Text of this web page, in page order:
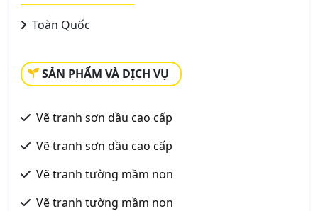
Toàn Quốc
SẢN PHẨM VÀ DỊCH VỤ
Vẽ tranh sơn dầu cao cấp
Vẽ tranh sơn dầu cao cấp
Vẽ tranh tường mầm non
Vẽ tranh tường mầm non